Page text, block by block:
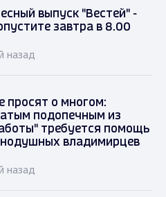
выпуск "Вестей" -
завтра в 8.00
назад
просят о многом:
подопечным из
требуется помощь
владимирцев
назад